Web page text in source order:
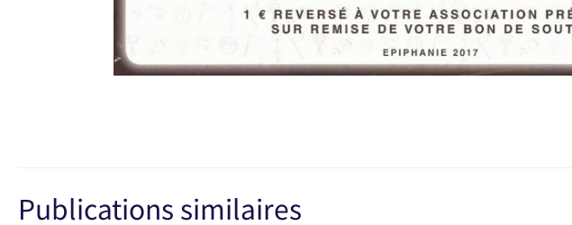
Publications similaires